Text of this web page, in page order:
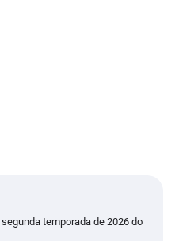
temporada de 2026 do